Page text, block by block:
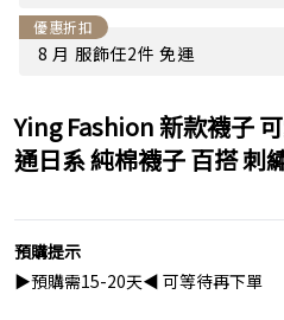
優惠折扣
8 月 服飾任2件 免運
Ying Fashion 新款襪子
通日系 純棉襪子 百搭 刺
預購提示
▶預購需15-20天◀ 可等待再下單